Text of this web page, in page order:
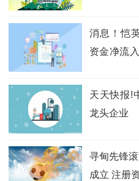
消息！恺
资金净流
天天快报!
龙头企业
寻甸先锋
成立 注册